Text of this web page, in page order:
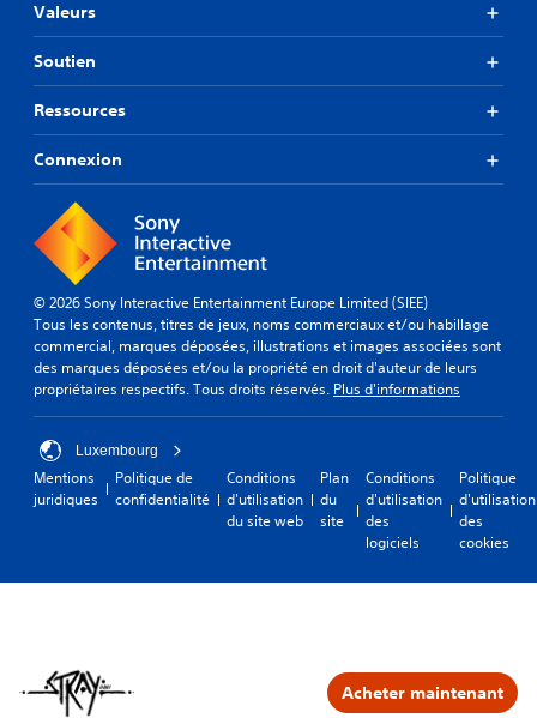
Valeurs
Soutien
Ressources
Connexion
© 2026 Sony Interactive Entertainment Europe Limited (SIEE)
Tous les contenus, titres de jeux, noms commerciaux et/ou habillage
commercial, marques déposées, illustrations et images associées sont
des marques déposées et/ou la propriété en droit d'auteur de leurs
propriétaires respectifs. Tous droits réservés. Plus d'informations
Luxembourg
Mentions
juridiques
Politique de
confidentialité
Conditions
d'utilisation
du site web
Plan
du
site
Conditions
d'utilisation
des
logiciels
Politique
d'utilisation
des
cookies
Acheter maintenant